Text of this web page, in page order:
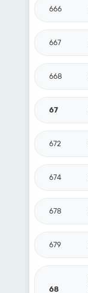
666
667
668
67
672
674
678
679
68